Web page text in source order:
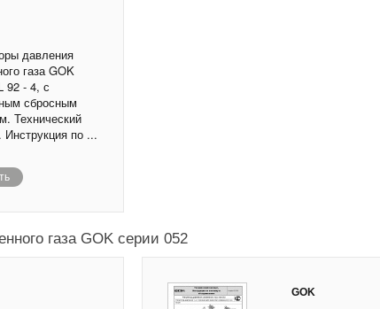
давления
газа GOK
92 - 4, с
сбросным
Технический
Инструкция по ...
газа GOK серии 052
GOK